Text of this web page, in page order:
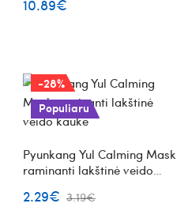
10.89€
-28%
Populiaru
Pyunkang Yul Calming Mask
raminanti lakštinė veido
2.29€ 3.19€